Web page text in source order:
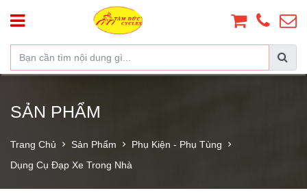
SẢN PHẨM
Trang Chủ Sản Phẩm
Phụ Kiện - Phụ Tùng
Dụng Cụ Đạp Xe Trong Nhà